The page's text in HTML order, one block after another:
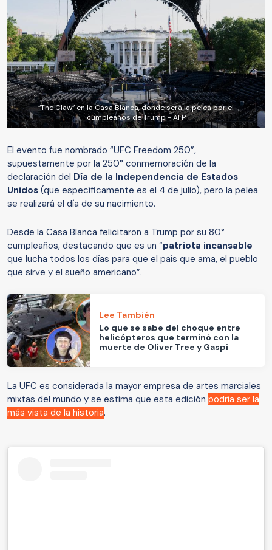
“The Claw” en la Casa Blanca, donde será la pelea por el
cumpleaños de Trump - AFP
El evento fue nombrado “UFC Freedom 250”,
supuestamente por la 250° conmemoración de la
declaración del Día de la Independencia de Estados
Unidos (que específicamente es el 4 de julio), pero la pelea
se realizará el día de su nacimiento.
Desde la Casa Blanca felicitaron a Trump por su 80°
cumpleaños, destacando que es un “patriota incansable
que lucha todos los días para que el país que ama, el pueblo
que sirve y el sueño americano”.
Lee También
Lo que se sabe del choque entre
helicópteros que terminó con la
muerte de Oliver Tree y Gaspi
La UFC es considerada la mayor empresa de artes marciales
mixtas del mundo y se estima que esta edición podría ser la
más vista de la historia.